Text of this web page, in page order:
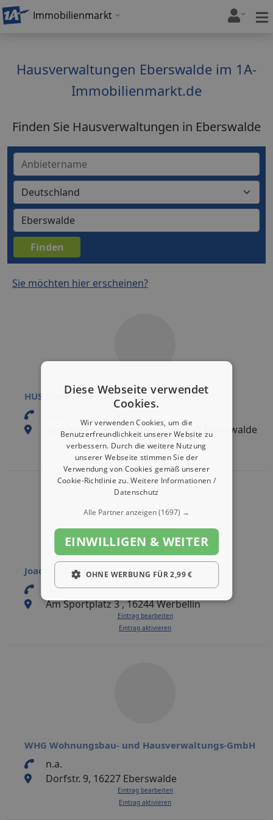
Immobilienmarkt
Hausverwaltungen Eberswalde im 1A-
Immobilienmarkt.de
Finden Sie Hausverwaltungen in Eberswalde
Sie möchten hier erscheinen?
HUS ImmobilienCenter "Hausverwaltung"
Sommerfelder Siedlung 17, 16225 Eberswalde
Eintrag aktivieren
Joachim Liepert Immobilien
n.a.
Am Sportplatz 3 , 16244 Werbellin
Eintrag bearbeiten
Eintrag aktivieren
WHG Wohnungsbau- und Hausverwaltungs-GmbH
n.a.
Dorfstr. 9, 16227 Eberswalde
Eintrag bearbeiten
Eintrag aktivieren
Diese Webseite verwendet
Cookies.
Wir verwenden Cookies, um die
Benutzerfreundlichkeit unserer Website zu
verbessern. Durch die weitere Nutzung
unserer Webseite stimmen Sie der
Verwendung von Cookies gemäß unserer
Cookie-Richtlinie zu.Weitere Informationen /
Datenschutz
Alle Partner anzeigen(1697) →
EINWILLIGEN & WEITER
OHNE WERBUNG FÜR 2,99 €